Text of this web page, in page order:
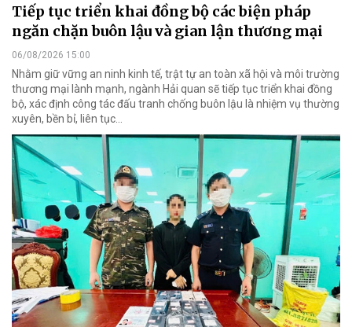
Tiếp tục triển khai đồng bộ các biện pháp
ngăn chặn buôn lậu và gian lận thương mại
06/08/2026 15:00
Nhằm giữ vững an ninh kinh tế, trật tự an toàn xã hội và môi trường
thương mại lành mạnh, ngành Hải quan sẽ tiếp tục triển khai đồng
bộ, xác định công tác đấu tranh chống buôn lậu là nhiệm vụ thường
xuyên, bền bỉ, liên tục…